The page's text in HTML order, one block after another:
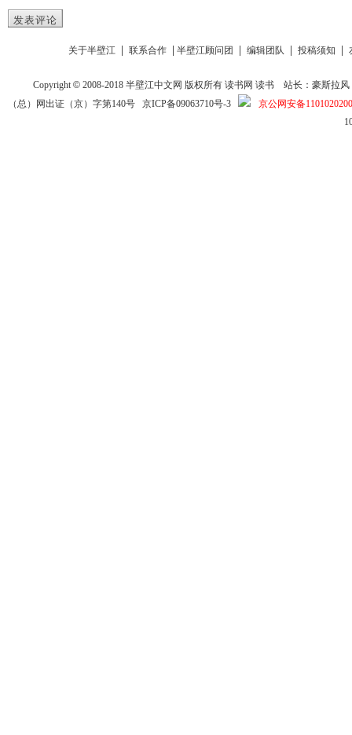
发表评论
关于半壁江 联系合作 半壁江顾问团 编辑团队 投稿须知
Copyright © 2008-2018半壁江中文网 版权所有读书网 读书
站长：豪斯拉风
（总）网出证（京）字第140号 京ICP备09063710号-3
京公网安备